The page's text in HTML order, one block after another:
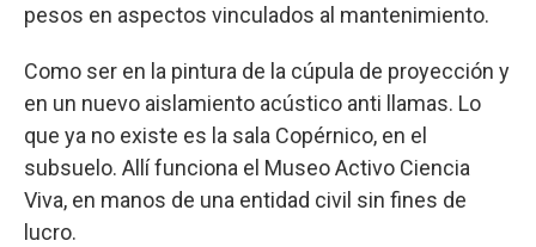
pesos en aspectos vinculados al mantenimiento.
Como ser en la pintura de la cúpula de proyección y
en un nuevo aislamiento acústico anti llamas. Lo
que ya no existe es la sala Copérnico, en el
subsuelo. Allí funciona el Museo Activo Ciencia
Viva, en manos de una entidad civil sin fines de
lucro.